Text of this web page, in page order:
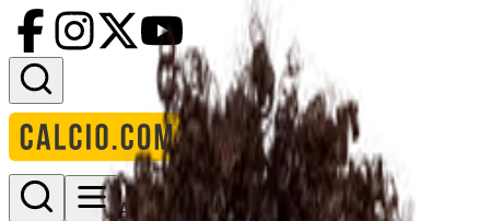
Accedi